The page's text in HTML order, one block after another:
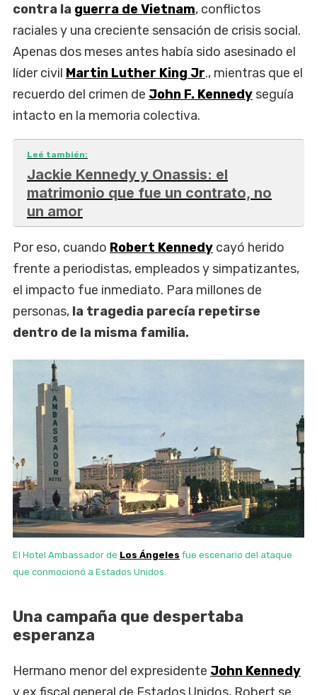
contra la guerra de Vietnam, conflictos
raciales y una creciente sensación de crisis social.
Apenas dos meses antes había sido asesinado el
líder civil Martin Luther King Jr., mientras que el
recuerdo del crimen de John F. Kennedy seguía
intacto en la memoria colectiva.
Leé también:
Jackie Kennedy y Onassis: el
matrimonio que fue un contrato, no
un amor
Por eso, cuando Robert Kennedy cayó herido
frente a periodistas, empleados y simpatizantes,
el impacto fue inmediato. Para millones de
personas, la tragedia parecía repetirse
dentro de la misma familia.
El Hotel Ambassador de Los Ángeles fue escenario del ataque
que conmocionó a Estados Unidos.
Una campaña que despertaba
esperanza
Hermano menor del expresidente John Kennedy